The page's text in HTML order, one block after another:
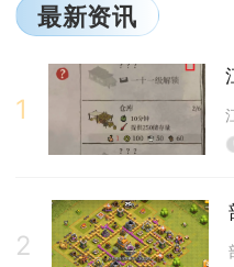
最新资讯
1
2